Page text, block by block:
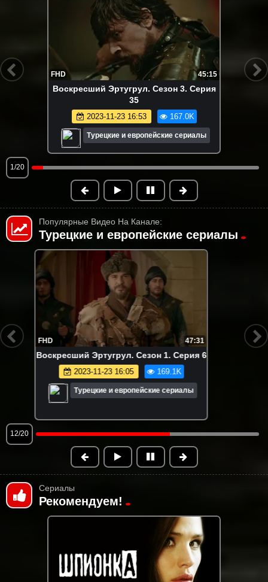
FHD 45:15
Воскресший Эртугрул. Сезон 3. Серия
35
2023-11-23 16:53 167.0K
Турецкие и европейские сериалы
1/20
Популярные Видео На Канале:
Турецкие и европейские сериалы
FHD 45:15
Воскресший Эртугрул. Сезон 3. Серия
35
2023-11-23 16:53 167.0K
12/20
Сериалы
Рекомендуем!